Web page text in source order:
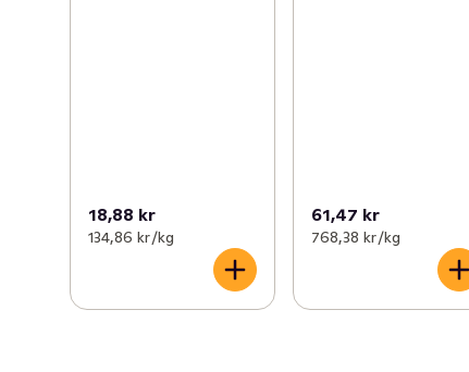
18,88 kr
134,86 kr /kg
61,47 kr
768,38 kr /kg